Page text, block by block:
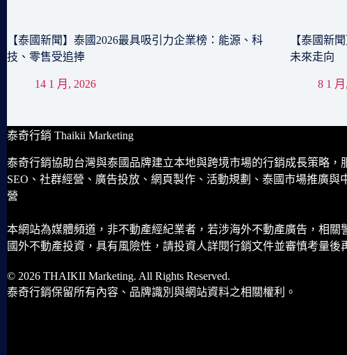
【泰國新聞】泰國2026最具吸引力企業榜：能源、科
技、零售受追捧
14 1 月, 2026
【泰國新
未來走向
8 1
泰奇行銷 Thaikii Marketing
泰奇行銷協助台灣與泰國品牌建立本地與跨境市場的行銷成長策略，
SEO、社群經營、廣告投放、網頁製作、活動規劃、泰國市場推廣與
營
本網站為媒體頻道，非不動產經紀業者，若涉海外不動產廣告，相關
國外不動產投資，具有風險性，請投資人詳閱行銷文件並審慎考量後
© 2026 THAIKII Marketing. All Rights Reserved.
泰奇行銷保留所有內容、品牌識別與網站資料之相關權利。